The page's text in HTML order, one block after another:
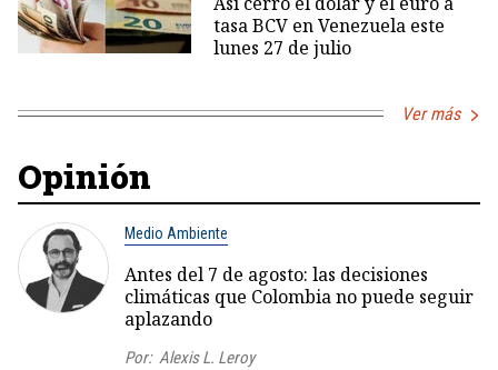
tasa BCV en Venezuela este
lunes 27 de julio
Ver más
Opinión
Medio Ambiente
Antes del 7 de agosto: las decisiones
climáticas que Colombia no puede seguir
aplazando
Por: Alexis L. Leroy